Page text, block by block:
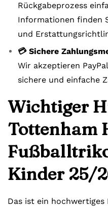
Rückgabeprozess
Informationen finden
und
💳 Sichere
Wir akzeptieren
sichere und einfache
Wichtiger
Tottenham
Kinder 25/
Das ist ein hochwertiges